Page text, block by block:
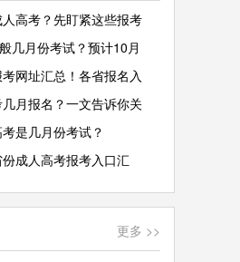
高考？先盯紧这些报考
几月份考试？预计10月
网址汇总！各省报名入
月报名？一文告诉你关
是几月份考试？
成人高考报考入口汇
更多 >>